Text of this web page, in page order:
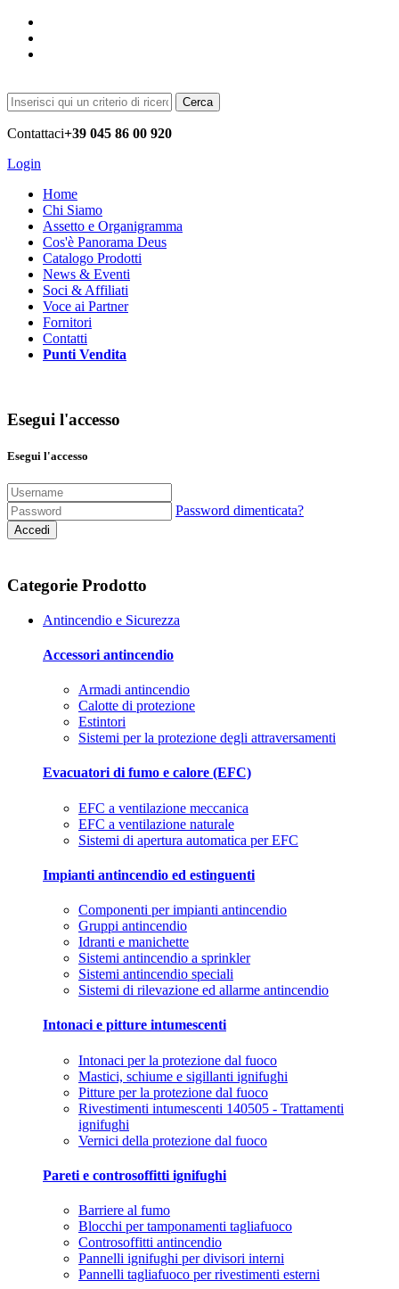
Cerca
Contattaci+39 045 86 00 920
Login
Home
Chi Siamo
Assetto e Organigramma
Cos'è Panorama Deus
Catalogo Prodotti
News & Eventi
Soci & Affiliati
Voce ai Partner
Fornitori
Contatti
Punti Vendita
Esegui l'accesso
Esegui l'accesso
Password dimenticata?
Accedi
Categorie Prodotto
Antincendio e Sicurezza
Accessori antincendio
Armadi antincendio
Calotte di protezione
Estintori
Sistemi per la protezione degli attraversamenti
Evacuatori di fumo e calore (EFC)
EFC a ventilazione meccanica
EFC a ventilazione naturale
Sistemi di apertura automatica per EFC
Impianti antincendio ed estinguenti
Componenti per impianti antincendio
Gruppi antincendio
Idranti e manichette
Sistemi antincendio a sprinkler
Sistemi antincendio speciali
Sistemi di rilevazione ed allarme antincendio
Intonaci e pitture intumescenti
Intonaci per la protezione dal fuoco
Mastici, schiume e sigillanti ignifughi
Pitture per la protezione dal fuoco
Rivestimenti intumescenti 140505 - Trattamenti
ignifughi
Vernici della protezione dal fuoco
Pareti e controsoffitti ignifughi
Barriere al fumo
Blocchi per tamponamenti tagliafuoco
Controsoffitti antincendio
Pannelli ignifughi per divisori interni
Pannelli tagliafuoco per rivestimenti esterni